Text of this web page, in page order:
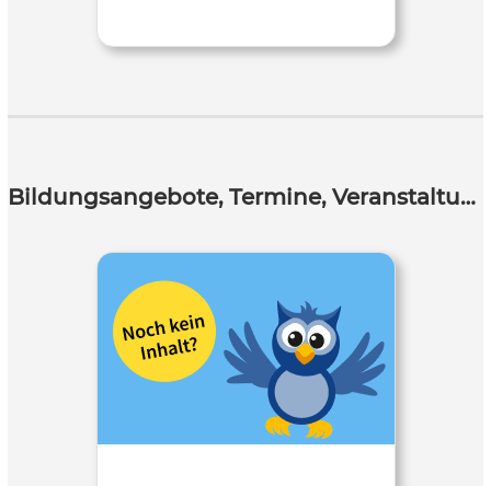
Bildungsangebote, Termine, Veranstaltungen